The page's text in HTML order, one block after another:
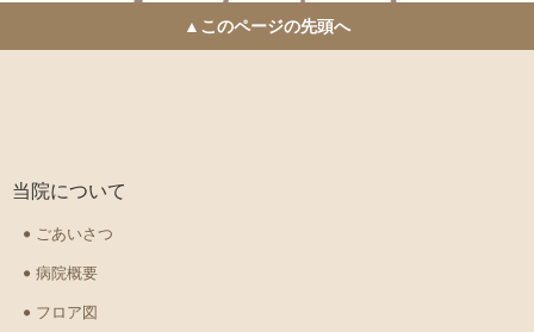
▲このページの先頭へ
当院について
ごあいさつ
病院概要
フロア図